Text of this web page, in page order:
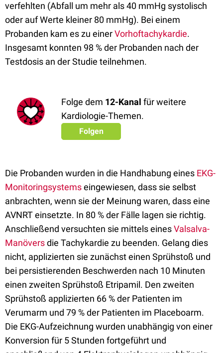
verfehlten (Abfall um mehr als 40 mmHg systolisch
oder auf Werte kleiner 80 mmHg). Bei einem
Probanden kam es zu einerVorhoftachykardie.
Insgesamt konnten 98 % der Probanden nach der
Testdosis an der Studie teilnehmen.
Folge dem 12-Kanal für weitere
Kardiologie-Themen.
Folgen
Die Probanden wurden in die Handhabung eines EKG-
Monitoringsystemseingewiesen, dass sie selbst
anbrachten, wenn sie der Meinung waren, dass eine
AVNRT einsetzte. In 80 % der Fälle lagen sie richtig.
Anschließend versuchten sie mittels einesValsalva-
Manöversdie Tachykardie zu beenden. Gelang dies
nicht, applizierten sie zunächst einen Sprühstoß und
bei persistierenden Beschwerden nach 10 Minuten
einen zweiten Sprühstoß Etripamil. Den zweiten
Sprühstoß applizierten 66 % der Patienten im
Verumarm und 79 % der Patienten im Placeboarm.
Die EKG-Aufzeichnung wurden unabhängig von einer
Konversion für 5 Stunden fortgeführt und